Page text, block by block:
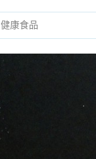
健康食品